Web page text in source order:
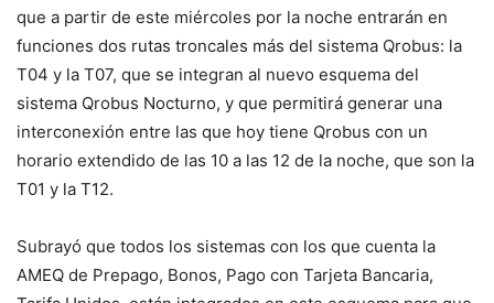
que a partir de este miércoles por la noche entrarán en
funciones dos rutas troncales más del sistema Qrobus: la
T04 y la T07, que se integran al nuevo esquema del
sistema Qrobus Nocturno, y que permitirá generar una
interconexión entre las que hoy tiene Qrobus con un
horario extendido de las 10 a las 12 de la noche, que son la
T01 y la T12.
Subrayó que todos los sistemas con los que cuenta la
AMEQ de Prepago, Bonos, Pago con Tarjeta Bancaria,